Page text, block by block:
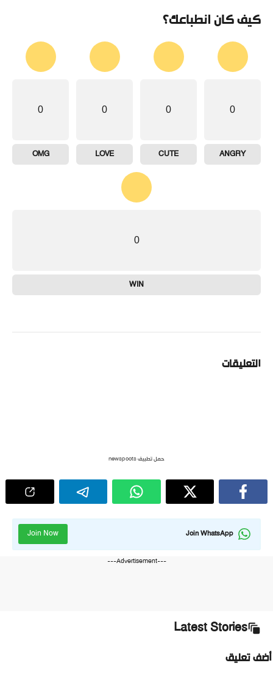
كيف كان انطباعك؟
0
ANGRY
0
CUTE
0
LOVE
0
OMG
0
WIN
التعليقات
حمل تطبيق newspoots
Join WhatsApp
Join Now
---Advertisement---
Latest Stories
أضف تعليق